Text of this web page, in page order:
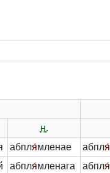
н.
абпля́мленае абпля́
абпля́мленага абпля́